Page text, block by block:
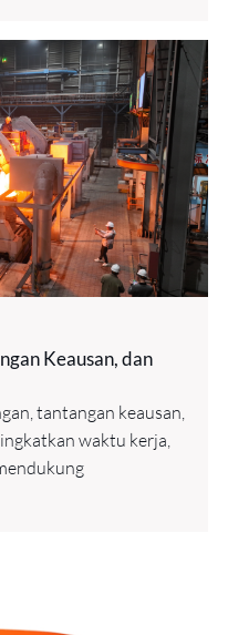
Keausan, dan
tantangan keausan,
waktu kerja,